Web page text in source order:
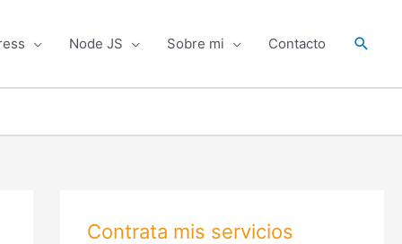
Node JS Sobre mi Contacto
Contrata mis servicios